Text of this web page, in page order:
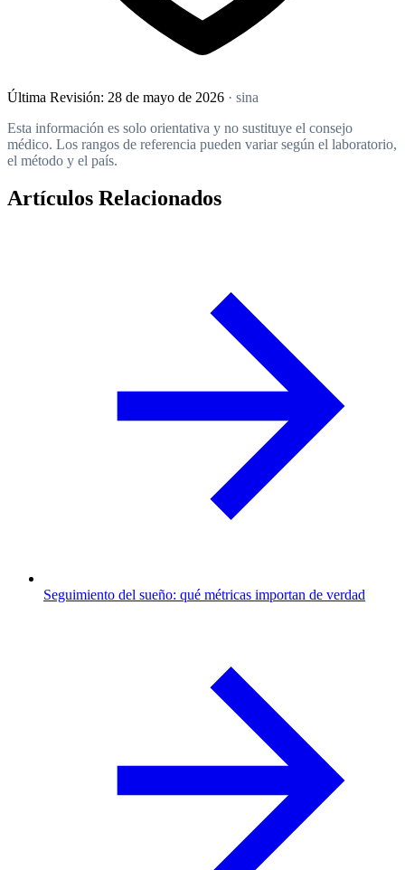
Última Revisión: 28 de mayo de 2026 · sina
Esta información es solo orientativa y no sustituye el consejo
médico. Los rangos de referencia pueden variar según el laboratorio,
el método y el país.
Artículos Relacionados
Seguimiento del sueño: qué métricas importan de verdad